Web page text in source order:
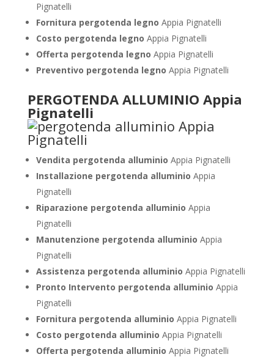
Pignatelli
Fornitura pergotenda legno Appia Pignatelli
Costo pergotenda legno Appia Pignatelli
Offerta pergotenda legno Appia Pignatelli
Preventivo pergotenda legno Appia Pignatelli
PERGOTENDA ALLUMINIO Appia
Pignatelli
Vendita pergotenda alluminio Appia Pignatelli
Installazione pergotenda alluminio Appia
Pignatelli
Riparazione pergotenda alluminio Appia
Pignatelli
Manutenzione pergotenda alluminio Appia
Pignatelli
Assistenza pergotenda alluminio Appia Pignatelli
Pronto Intervento pergotenda alluminio Appia
Pignatelli
Fornitura pergotenda alluminio Appia Pignatelli
Costo pergotenda alluminio Appia Pignatelli
Offerta pergotenda alluminio Appia Pignatelli